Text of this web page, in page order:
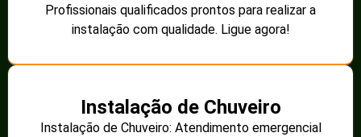
Profissionais qualificados prontos para realizar a
instalação com qualidade. Ligue agora!
Instalação de Chuveiro
Instalação de Chuveiro: Atendimento emergencial